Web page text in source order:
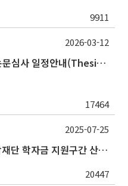
9911
2026학년도 1학기 석 · 박사 논문심사 일정안내(Thesis Defense Schedules)
17464
2026-03-12
[장학금 신청자 필독] 한국장학재단 학자금 지원구간 산정 권고
20447
2025-07-25